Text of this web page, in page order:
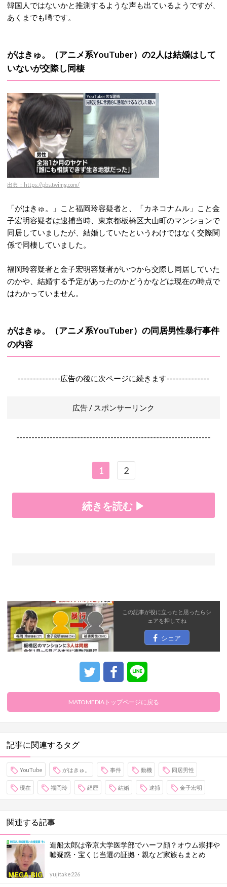
韓国人ではないかと推測するような声も出ているようですが、
あくまでも噂です。
がはきゅ。（アニメ系YouTuber）の2人は結婚はして
いないが交際し同棲
出典：https://pbs.twimg.com/
「がはきゅ。」こと福岡玲容疑者と、「カネコナムル」こと金
子宏明容疑者は逮捕当時、東京都板橋区大山町のマンションで
同居していましたが、結婚していたというわけではなく交際関
係で同棲していました。
福岡玲容疑者と金子宏明容疑者がいつから交際し同居していた
のかや、結婚する予定があったのかどうかなどは現在の時点で
はわかっていません。
がはきゅ。（アニメ系YouTuber）の同居男性暴行事件
の内容
--------------広告の後に次ページに続きます--------------
広告 / スポンサーリンク
----------------------------------------------------------------
1 2
続きを読む ▶
この記事が役に立ったと思ったらシ
ェアを押してね
シェア
MATOMEDIAトップページに戻る
記事に関連するタグ
YouTube がはきゅ。 事件 動機 同居男性
現在 福岡玲 経歴 結婚 逮捕 金子宏明
関連する記事
造船太郎は帝京大学医学部でハーフ顔？オウム崇拝や
嘘疑惑・宝くじ当選の証拠・親など家族もまとめ
yujitake226